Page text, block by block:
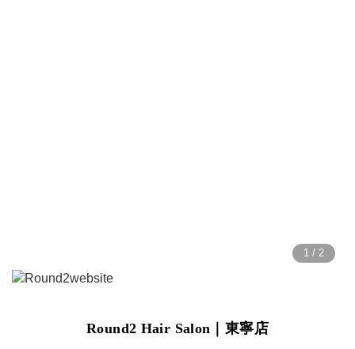
Round2 Hair Salon ｜東寧店